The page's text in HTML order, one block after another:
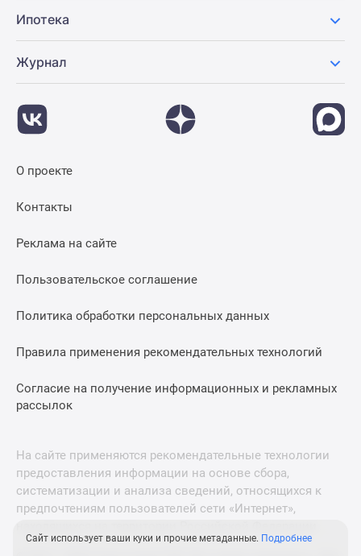
Ипотека
Журнал
О проекте
Контакты
Реклама на сайте
Пользовательское соглашение
Политика обработки персональных данных
Правила применения рекомендательных технологий
Согласие на получение информационных и рекламных
рассылок
На сайте применяются рекомендательные технологии
предоставления информации на основе сбора,
систематизации и анализа сведений, относящихся к
предпочтениям пользователей сети «Интернет»,
Сайт использует ваши куки и прочие метаданные. Подробнее